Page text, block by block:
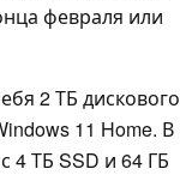
февраля или
2 ТБ дискового
11 Home. В
4 ТБ SSD и 64 ГБ